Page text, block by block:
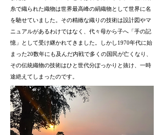
糸で織られた織物は世界最高峰の絹織物として世界に名
を馳せていました。その精緻な織りの技術は設計図やマ
ニュアルがあるわけではなく、代々母から子へ「手の記
憶」として受け継かれてきました。しかし1970年代に始
まった20数年にも及んだ内戦で多くの国民が亡くなり、
その伝統織物の技術はひと世代分ぽっかりと抜け、一時
途絶えてしまったのです。